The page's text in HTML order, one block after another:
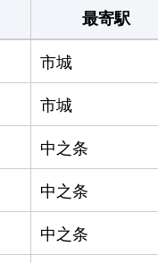
最寄駅
市城
市城
中之条
中之条
中之条